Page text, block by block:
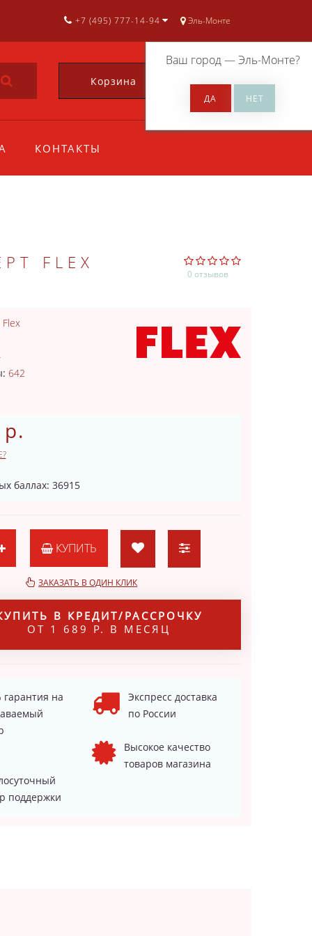
Эль-Монте
Ваш город —Эль-Монте?
+7 (495) 777-14-94
Корзина 0
КОНТАКТЫ
FLEX
0 отзывов
Flex
642
баллах: 36915
КУПИТЬ
ЗАКАЗАТЬ В ОДИН КЛИК
В КРЕДИТ/РАССРОЧКУ
ОТ 1 689 Р. В МЕСЯЦ
гарантия на
Экспресс доставка
по России
Высокое качество
товаров магазина
поддержки